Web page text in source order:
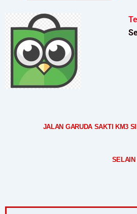
JALAN GARUDA SAKTI KM3
SELAIN